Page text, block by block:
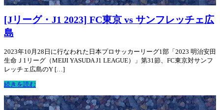
[Jリーグ・J1 2023] FC東京 vs サンフレッチェ広
島
2023年10月28日に行なわれた日本プロサッカーリーグ1部「2023 明治安田
生命Ｊ1リーグ（MEIJI YASUDA J1 LEAGUE）」第31節、FC東京対サンフ
レッチェ広島のY […]
続きを読む